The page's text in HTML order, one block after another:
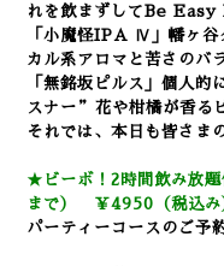
れを飲まずしてBe
「小魔怪IPA Ⅳ」幡ヶ谷
カル系アロマと苦さのバ
「無銘坂ピルス」個人
スナー”花や柑橘が香る
それでは、本日も皆さま
★ビーボ！2時間飲み放
まで） ￥4950（税込み
パーティーコースのご予